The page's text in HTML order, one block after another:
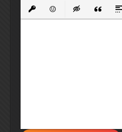
Вставить защищенную
Вставить смайлик
ВставкаВставка